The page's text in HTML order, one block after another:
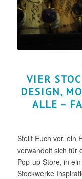
VIER
DESIGN,
ALLE –
Stellt Euch vor, ein
verwandelt sich für
Pop-up Store, in
Stockwerke